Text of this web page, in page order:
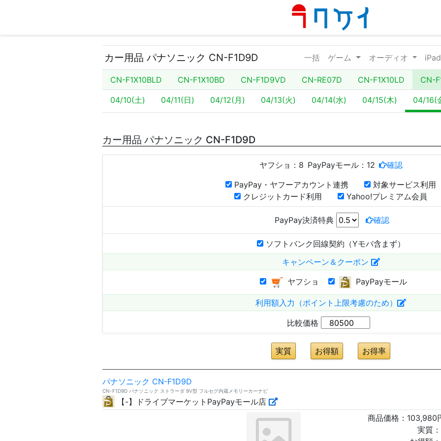
カー用品 パナソニック CN-F1D9D 一括 ゲーム オーディオ
CN-F1X10BLD CN-F1X10BD CN-F1D9VD CN-RE07D CN-F1X10LD CN-
04/10(土) 04/11(日) 04/12(月) 04/13(火) 04/14(水) 04/15(木) 04/16(
カー用品 パナソニック CN-F1D9D
ヤフショ： 8 PayPayモール： 12 確認
PayPay・ヤフーアカウント連携
対象サービス利用
クレジットカード利用
Yahoo!プレミアム会員
PayPay決済特典 確認
ソフトバンク回線契約（Yモバ含まず）
キャンペーン＆クーポン
ヤフショ
PayPayモール
利用額入力（ポイント上限考慮のため）
比較価格
パナソニック CN-F1D9D
CN-F1D9D パナソニック ストラーダ 9V型 フルセグ内蔵メモリーカーナビ
【-】ドライブマーケットPayPayモール店
商品価格： 103,980
実質：